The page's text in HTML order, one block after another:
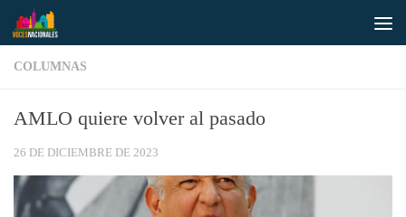
Saltar al contenido
COLUMNAS
AMLO quiere volver al pasado
26 DE DICIEMBRE DE 2023